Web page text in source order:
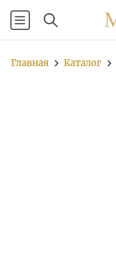
Главная Каталог